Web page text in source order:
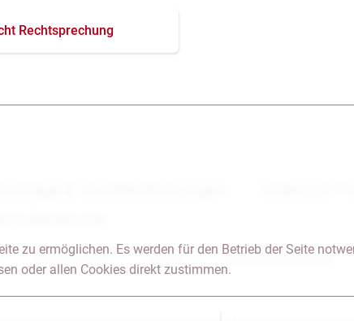
Rechtsprechung
& Veröffentlichungen
Seitenübersicht
zu ermöglichen. Es werden für den Betrieb der Seite
oder allen Cookies direkt zustimmen.